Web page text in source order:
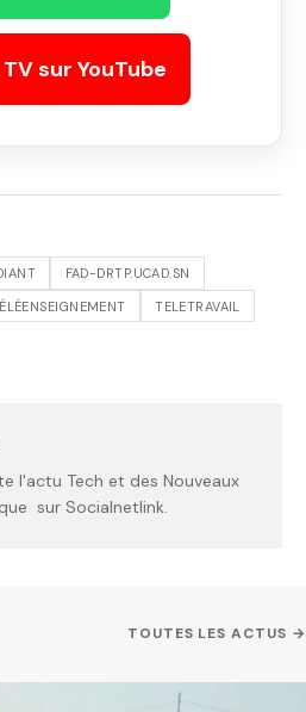
sur YouTube
FAD-DRTP.UCAD.SN
TELETRAVAIL
l'actu Tech et des Nouveaux
sur Socialnetlink.
TOUTES LES ACTUS →